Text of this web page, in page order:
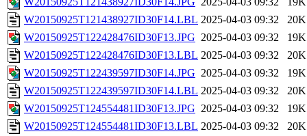
W20150925T121438927ID30F14.LBL 2025-04-03 09:32
20K
W20150925T122428476ID30F13.JPG 2025-04-03 09:32
19K
W20150925T122428476ID30F13.LBL 2025-04-03 09:32
20K
W20150925T122439597ID30F14.JPG 2025-04-03 09:32
19K
W20150925T122439597ID30F14.LBL 2025-04-03 09:32
20K
W20150925T124554481ID30F13.JPG 2025-04-03 09:32
19K
W20150925T124554481ID30F13.LBL 2025-04-03 09:32
20K